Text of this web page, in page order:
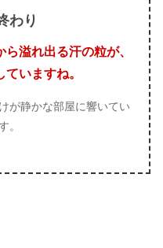
わり
溢れ出る汗の粒が、
いますね。
が静かな部屋に響いてい
。